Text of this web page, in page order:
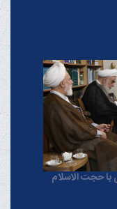
با حجت الاسلام